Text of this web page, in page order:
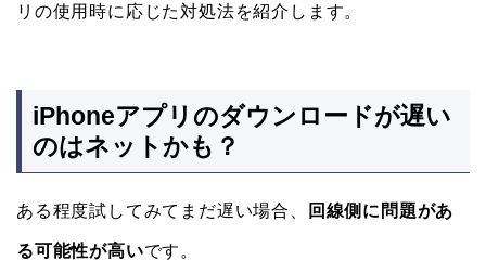
リの使用時に応じた対処法を紹介します。
iPhoneアプリのダウンロードが遅い
のはネットかも？
ある程度試してみてまだ遅い場合、 回線側に問題があ
る可能性が高いです。